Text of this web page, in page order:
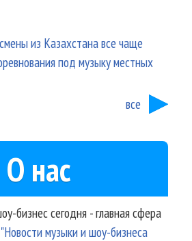
из Казахстана все чаще
под музыку местных
все
О нас
бизнес сегодня - главная сфера
"Новости музыки и шоу-бизнеса